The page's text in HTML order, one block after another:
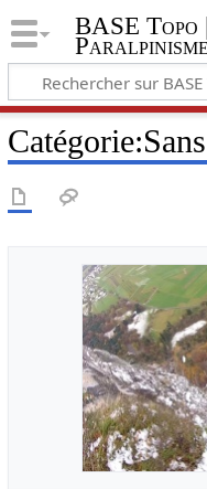
BASE Topo |
Paralpinisme
Catégorie: